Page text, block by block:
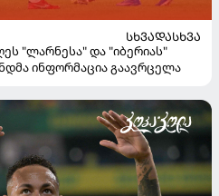
ᲡᲮᲕᲐᲓᲐᲡᲮᲕᲐ
"ლარნესა" და "იბერიას"
ინფორმაცია გაავრცელა